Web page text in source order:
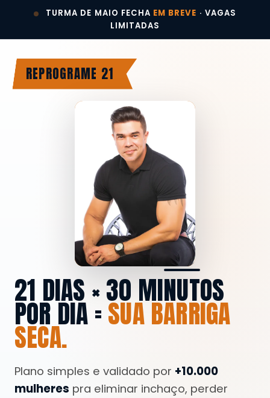
TURMA DE MAIO FECHA EM BREVE · VAGAS
LIMITADAS
REPROGRAME 21
21 DIAS × 30 MINUTOS
POR DIA =SUA BARRIGA
SECA.
Plano simples e validado por +10.000
mulheres pra eliminar inchaço, perder